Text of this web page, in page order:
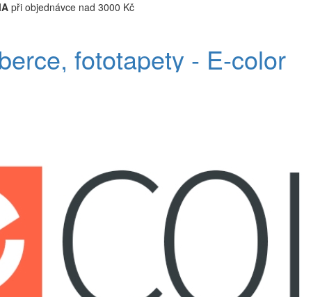
při objednávce nad 3000 Kč
fototapety - E-color